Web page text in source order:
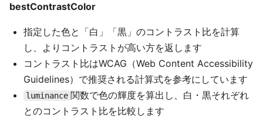
bestContrastColor
指定した色と「白」「黒」のコントラスト比を計算
し、よりコントラストが高い方を返します
コントラスト比はWCAG（Web Content Accessibility
Guidelines）で推奨される計算式を参考にしています
luminance 関数で色の輝度を算出し、白・黒それぞれ
とのコントラスト比を比較します